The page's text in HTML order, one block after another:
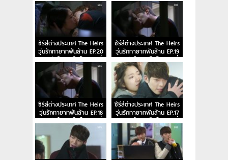
ซีรีส์ต่างประเทศ The Heirs
วุ่นรักทายาทพันล้าน EP.20
หยุดหัวใจนายไฮโซ ตอนที่
20
ซีรีส์ต่างประเทศ The Heirs
วุ่นรักทายาทพันล้าน EP.19
หยุดหัวใจนายไฮโซ ตอนที่
19
ซีรีส์ต่างประเทศ The Heirs
วุ่นรักทายาทพันล้าน EP.18
หยุดหัวใจนายไฮโซ ตอนที่
18
ซีรีส์ต่างประเทศ The Heirs
วุ่นรักทายาทพันล้าน EP.17
หยุดหัวใจนายไฮโซ ตอนที่
17